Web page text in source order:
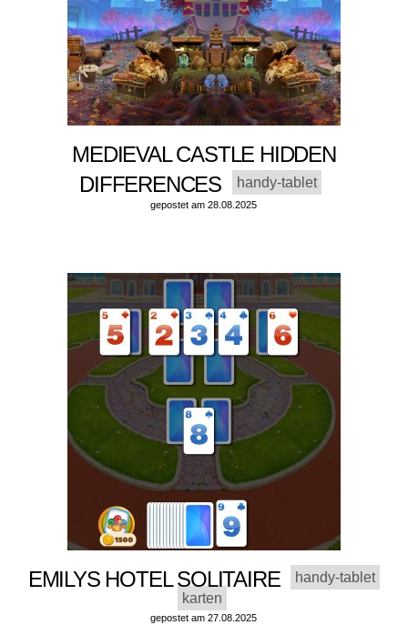
MEDIEVAL CASTLE HIDDEN
DIFFERENCES
handy-tablet
gepostet am 28.08.2025
EMILYS HOTEL SOLITAIRE
handy-tablet
karten
gepostet am 27.08.2025